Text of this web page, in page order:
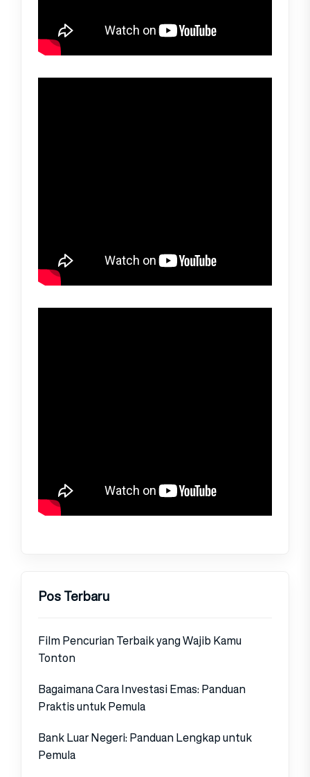
Pos Terbaru
Film Pencurian Terbaik yang Wajib Kamu
Tonton
Bagaimana Cara Investasi Emas: Panduan
Praktis untuk Pemula
Bank Luar Negeri: Panduan Lengkap untuk
Pemula